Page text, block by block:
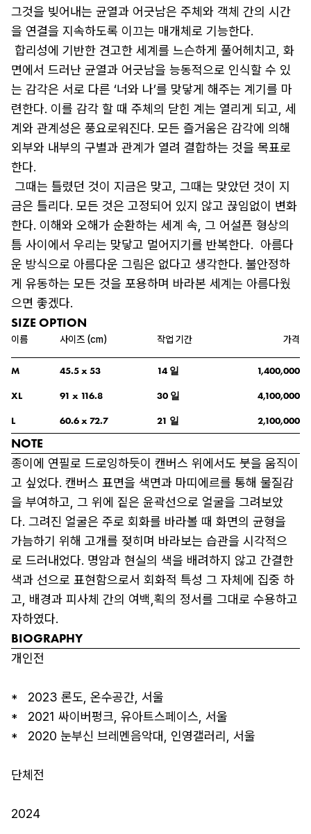
그것을 빚어내는 균열과 어긋남은 주체와 객체 간의 시간
을 연결을 지속하도록 이끄는 매개체로 기능한다.
면에서 드러난 균열과 어긋남을 능동적으로 인식할 수 있
는 감각은 서로 다른 ‘너와 나’를 맞닿게 해주는 계기를 마
련한다. 이를 감각 할 때 주체의 닫힌 계는 열리게 되고, 세
계와 관계성은 풍요로워진다. 모든 즐거움은 감각에 의해
외부와 내부의 구별과 관계가 열려 결합하는 것을 목표로
한다.
금은 틀리다. 모든 것은 고정되어 있지 않고 끊임없이 변화
한다. 이해와 오해가 순환하는 세계 속, 그 어설픈 형상의
틈 사이에서 우리는 맞닿고 멀어지기를 반복한다.  아름다
운 방식으로 아름다운 그림은 없다고 생각한다. 불안정하
게 유동하는 모든 것을 포용하며 바라본 세계는 아름다웠
으면 좋겠다.
SIZE OPTION
이름 사이즈 (cm) 작업 기간 가격
M 45.5 x 53 14 일
1,400,000
XL
91 x 116.8 30 일
4,100,000
L
60.6 x 72.7 21 일 2,100,000
NOTE
종이에 연필로 드로잉하듯이 캔버스 위에서도 붓을 움직이
고 싶었다. 캔버스 표면을 색면과 마띠에르를 통해 물질감
을 부여하고, 그 위에 짙은 윤곽선으로 얼굴을 그려보았
다. 그려진 얼굴은 주로 회화를 바라볼 때 화면의 균형을
가늠하기 위해 고개를 젖히며 바라보는 습관을 시각적으
로 드러내었다. 명암과 현실의 색을 배려하지 않고 간결한
색과 선으로 표현함으로서 회화적 특성 그 자체에 집중 하
고, 배경과 피사체 간의 여백,획의 정서를 그대로 수용하고
자하였다.
BIOGRAPHY
개인전
*   2023 론도, 온수공간, 서울
*   2021 싸이버펑크, 유아트스페이스, 서울
*   2020 눈부신 브레멘음악대, 인영갤러리, 서울
단체전
2024